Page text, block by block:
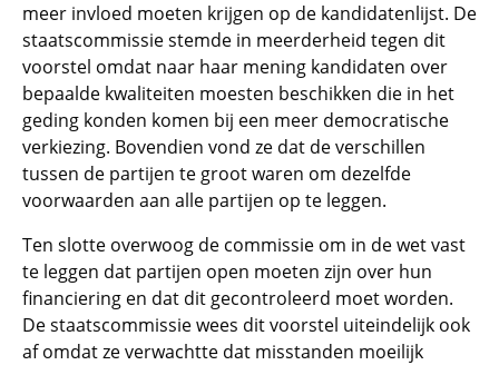
meer invloed moeten krijgen op de kandidatenlijst. De
staatscommissie stemde in meerderheid tegen dit
voorstel omdat naar haar mening kandidaten over
bepaalde kwaliteiten moesten beschikken die in het
geding konden komen bij een meer democratische
verkiezing. Bovendien vond ze dat de verschillen
tussen de partijen te groot waren om dezelfde
voorwaarden aan alle partijen op te leggen.
Ten slotte overwoog de commissie om in de wet vast
te leggen dat partijen open moeten zijn over hun
financiering en dat dit gecontroleerd moet worden.
De staatscommissie wees dit voorstel uiteindelijk ook
af omdat ze verwachtte dat misstanden moeilijk